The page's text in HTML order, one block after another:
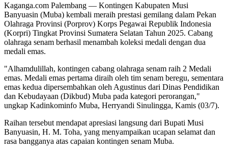
Kaganga.com Palembang — Kontingen Kabupaten Musi
Banyuasin (Muba) kembali meraih prestasi gemilang dalam Pekan
Olahraga Provinsi (Porprov) Korps Pegawai Republik Indonesia
(Korpri) Tingkat Provinsi Sumatera Selatan Tahun 2025. Cabang
olahraga senam berhasil menambah koleksi medali dengan dua
medali emas.
"Alhamdulillah, kontingen cabang olahraga senam raih 2 Medali
emas. Medali emas pertama diraih oleh tim senam beregu, sementara
emas kedua dipersembahkan oleh Agustinus dari Dinas Pendidikan
dan Kebudayaan (Dikbud) Muba pada kategori perorangan,"
ungkap Kadinkominfo Muba, Herryandi Sinulingga, Kamis (03/7).
Raihan tersebut mendapat apresiasi langsung dari Bupati Musi
Banyuasin, H. M. Toha, yang menyampaikan ucapan selamat dan
rasa bangganya atas capaian kontingen senam Muba.